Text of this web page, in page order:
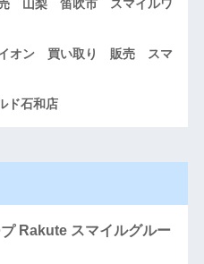
山梨 笛吹市 スマイルワ
ン 買い取り 販売 スマ
ド石和店
Rakute スマイルグルー